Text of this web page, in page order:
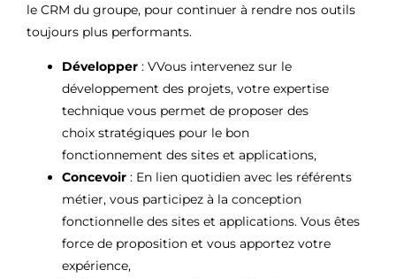
le CRM du groupe, pour continuer à rendre nos outils
toujours plus performants.
Développer : VVous intervenez sur le
développement des projets, votre expertise
technique vous permet de proposer des
choix stratégiques pour le bon
fonctionnement des sites et applications,
Concevoir : En lien quotidien avec les référents
métier, vous participez à la conception
fonctionnelle des sites et applications. Vous êtes
force de proposition et vous apportez votre
expérience,